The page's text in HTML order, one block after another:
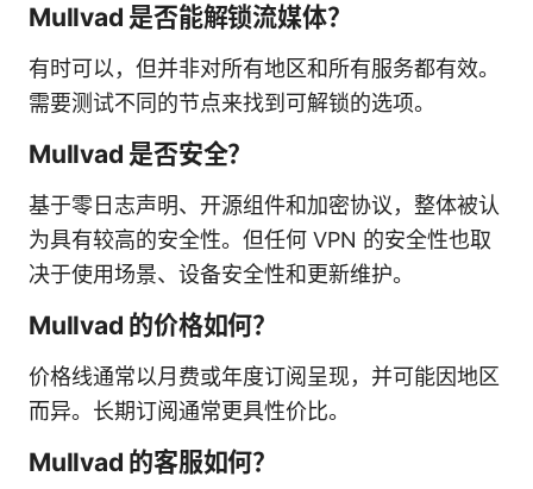
Mullvad 是否能解锁流媒体？
有时可以，但并非对所有地区和所有服务都有效。
需要测试不同的节点来找到可解锁的选项。
Mullvad 是否安全？
基于零日志声明、开源组件和加密协议，整体被认
为具有较高的安全性。但任何 VPN 的安全性也取
决于使用场景、设备安全性和更新维护。
Mullvad 的价格如何？
价格线通常以月费或年度订阅呈现，并可能因地区
而异。长期订阅通常更具性价比。
Mullvad 的客服如何？